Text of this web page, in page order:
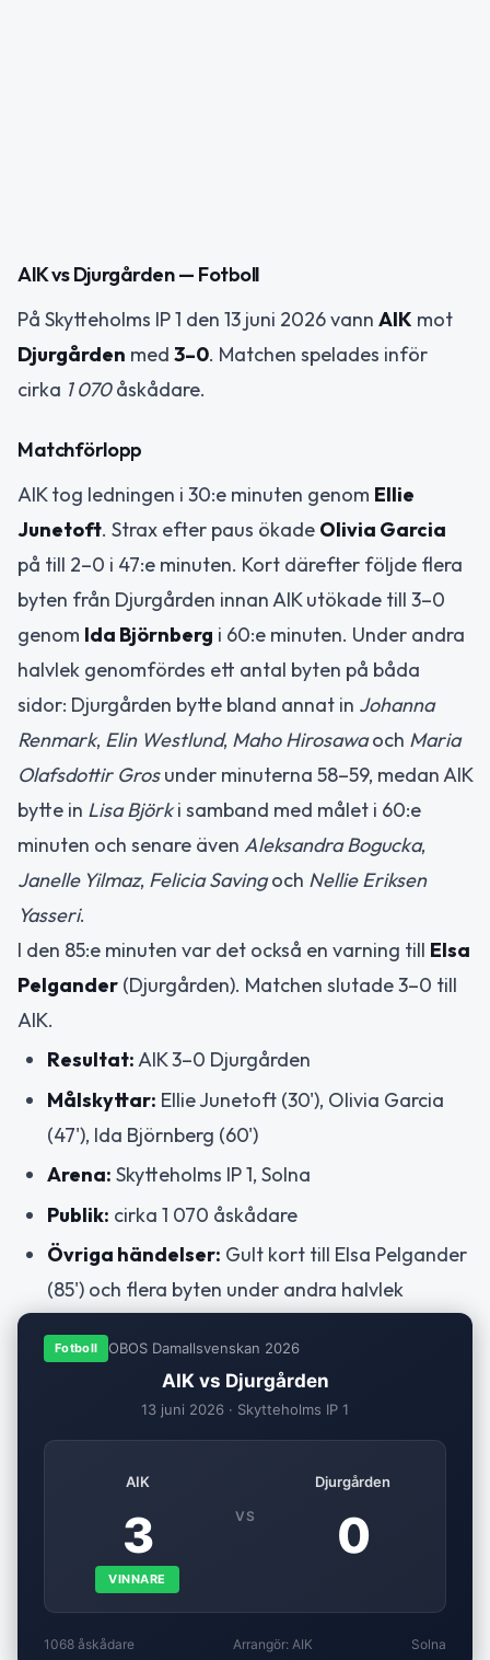
AIK vs Djurgården — Fotboll
På Skytteholms IP 1 den 13 juni 2026 vann AIK mot
Djurgården med 3–0. Matchen spelades inför
cirka 1 070åskådare.
Matchförlopp
AIK tog ledningen i 30:e minuten genom Ellie
Junetoft. Strax efter paus ökade Olivia Garcia
på till 2–0 i 47:e minuten. Kort därefter följde flera
byten från Djurgården innan AIK utökade till 3–0
genom Ida Björnberg i 60:e minuten. Under andra
halvlek genomfördes ett antal byten på båda
sidor: Djurgården bytte bland annat in Johanna
Renmark, Elin Westlund, Maho Hirosawaoch Maria
Olafsdottir Grosunder minuterna 58–59, medan AIK
bytte in Lisa Björki samband med målet i 60:e
minuten och senare även Aleksandra Bogucka,
Janelle Yilmaz, Felicia Savingoch Nellie Eriksen
Yasseri.
I den 85:e minuten var det också en varning till Elsa
Pelgander (Djurgården). Matchen slutade 3–0 till
AIK.
Resultat:AIK 3–0 Djurgården
Målskyttar: Ellie Junetoft (30'), Olivia Garcia
(47'), Ida Björnberg (60')
Arena: Skytteholms IP 1, Solna
Publik: cirka 1 070 åskådare
Övriga händelser: Gult kort till Elsa Pelgander
(85') och flera byten under andra halvlek
Fotboll OBOS Damallsvenskan 2026
AIK vs Djurgården
13 juni 2026 · Skytteholms IP 1
AIK
3
VINNARE
VS
Djurgården
0
1068 åskådare Arrangör: AIK Solna